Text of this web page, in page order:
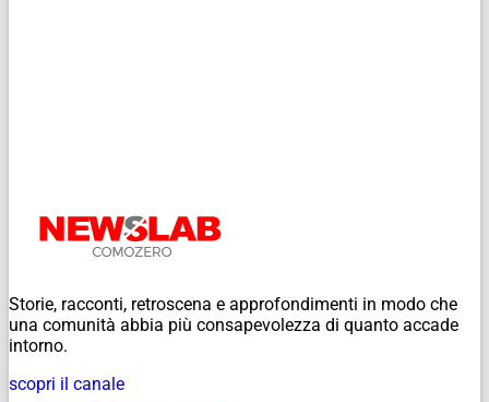
Storie, racconti, retroscena e approfondimenti in modo che
una comunità abbia più consapevolezza di quanto accade
intorno.
scopri il canale